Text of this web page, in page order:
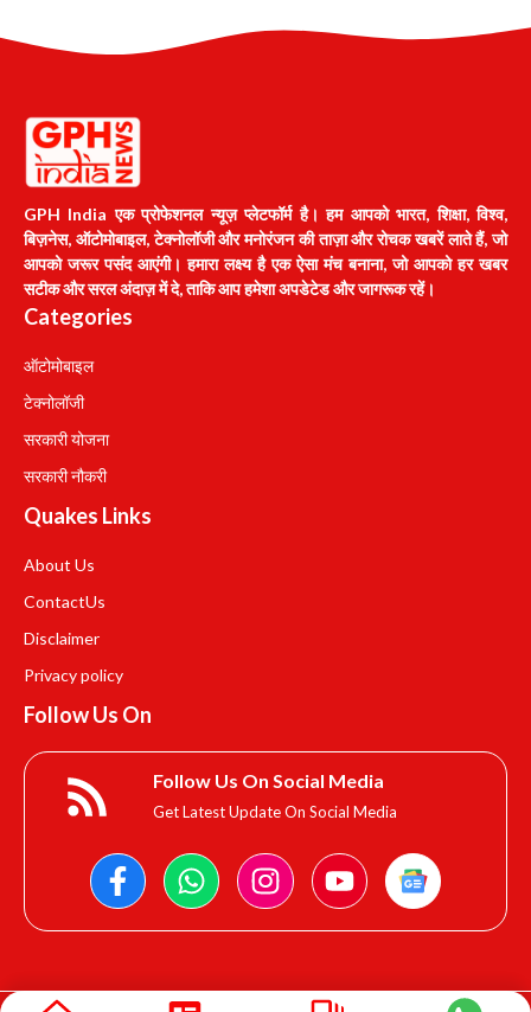
GPH India एक प्रोफेशनल न्यूज़ प्लेटफॉर्म है। हम आपको भारत, शिक्षा, विश्व,
बिज़नेस, ऑटोमोबाइल, टेक्नोलॉजी और मनोरंजन की ताज़ा और रोचक खबरें लाते हैं, जो
आपको जरूर पसंद आएंगी। हमारा लक्ष्य है एक ऐसा मंच बनाना, जो आपको हर खबर
सटीक और सरल अंदाज़ में दे, ताकि आप हमेशा अपडेटेड और जागरूक रहें।
Categories
ऑटोमोबाइल
टेक्नोलॉजी
सरकारी योजना
सरकारी नौकरी
Quakes Links
About Us
ContactUs
Disclaimer
Privacy policy
Follow Us On
Follow Us On Social Media
Get Latest Update On Social Media